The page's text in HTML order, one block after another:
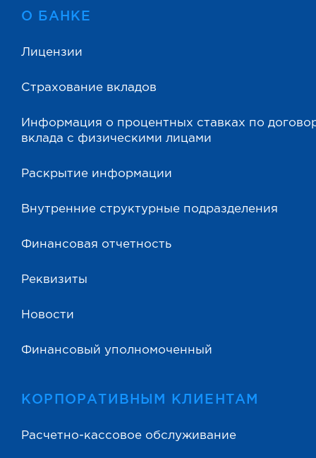
О БАНКЕ
Лицензии
Страхование вкладов
Информация о процентных ставках по
вклада с физическими лицами
Раскрытие информации
Внутренние структурные подразделения
Финансовая отчетность
Реквизиты
Новости
Финансовый уполномоченный
КОРПОРАТИВНЫМ КЛИЕНТАМ
Расчетно-кассовое обслуживание